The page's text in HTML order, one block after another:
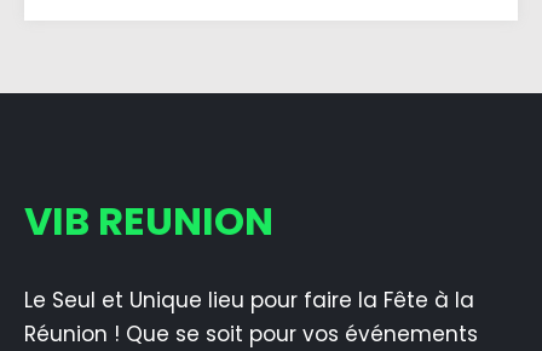
VIB REUNION
Le Seul et Unique lieu pour faire la Fête à la
Réunion ! Que se soit pour vos événements